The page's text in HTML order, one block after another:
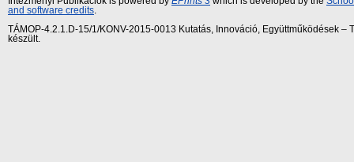
and software credits
TÁMOP-4.2.1.D-15/1/KONV-2015-0013 Kutatás, Innováció, Együttműködések
készült.